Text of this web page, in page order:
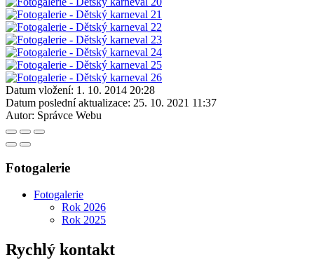
Datum vložení: 1. 10. 2014 20:28
Datum poslední aktualizace: 25. 10. 2021 11:37
Autor: Správce Webu
Fotogalerie
Fotogalerie
Rok 2026
Rok 2025
Rychlý kontakt